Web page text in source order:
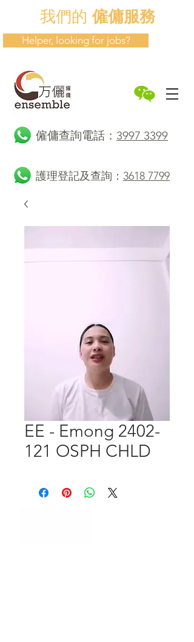
我們的僱傭服務
Helper, looking for jobs?
​僱傭查詢電話： 3997 3399
護理登記及查詢： 3618 7799
EE - Emong 2402-
121 OSPH CHLD